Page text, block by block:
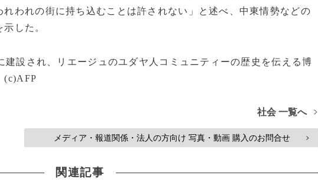
われの街に持ち込むことは許されない」と述べ、中東情勢などの
した。
建設され、リエージュのユダヤ人コミュニティーの歴史を伝える博
(c)AFP
社会 一覧へ >
メディア・報道関係・法人の方向け 写真・動画 購入のお問合せ >
関連記事